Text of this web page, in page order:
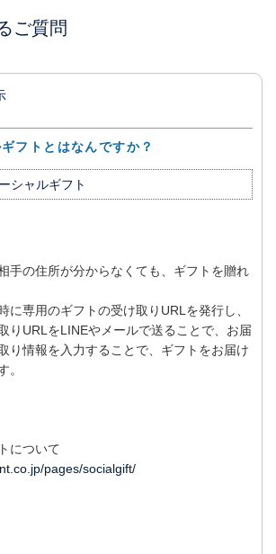
ご質問
フトとはなんですか？
シャルギフト
手の住所が分からなくても、ギフトを贈れ
に専用のギフトの受け取りURLを発行し、
りURLをLINEやメールで送ることで、お届
り情報を入力することで、ギフトをお届け
。
について
pages/socialgift/